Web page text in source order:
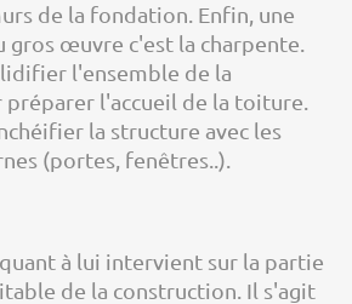
de la fondation. Enfin, une
gros œuvre c'est la charpente.
l'ensemble de la
l'accueil de la toiture.
la structure avec les
(portes, fenêtres..).
à lui intervient sur la partie
de la construction. Il s'agit